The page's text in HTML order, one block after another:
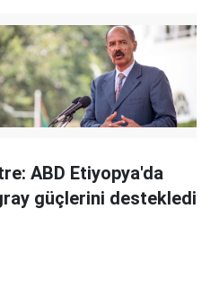
ABD Etiyopya'da
güçlerini destekledi